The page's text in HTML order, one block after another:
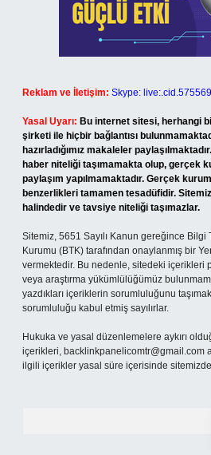
Reklam ve İletişim: Skype:
Yasal Uyarı: Bu internet sitesi, herhangi
şirketi ile hiçbir bağlantısı
hazırladığımız makaleler
haber niteliği taşımamakta olup, gerçek
paylaşım yapılmamaktadır. Gerçek
benzerlikleri tamamen tesadüfidir.
halindedir ve tavsiye niteliği taşımazlar.
Sitemiz, 5651 Sayılı Kanun gereğince
Kurumu (BTK) tarafından onaylanmış bir
vermektedir. Bu nedenle, sitedeki içerikleri
veya araştırma yükümlülüğümüz
yazdıkları içeriklerin sorumluluğunu
sorumluluğu kabul etmiş sayılırlar.
Hukuka ve yasal düzenlemelere aykırı
içerikleri, backlinkpanelicomtr@gmail.com
ilgili içerikler yasal süre içerisinde